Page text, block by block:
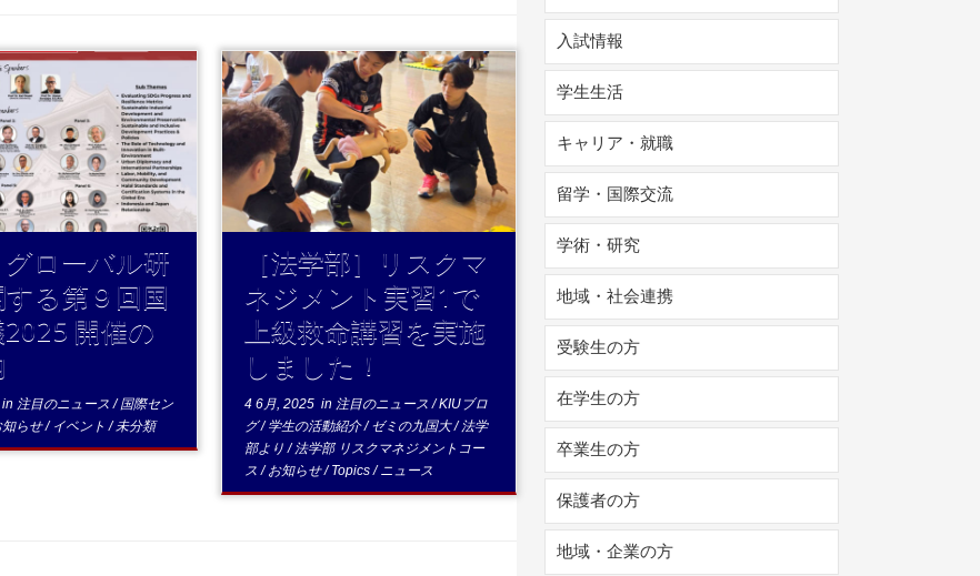
続きを読む
ローバル研
る第９回国
開催の
in 注目のニュース/国際セン
知らせ/ イベント/未分類
...続きを読む
［法学部］リスクマ
ネジメント実習1で
上級救命講習を実施
しました！
4 6月, 2025 in 注目のニュース/KIUブロ
グ/学生の活動紹介/ゼミの九国大/法学
部より/法学部 リスクマネジメントコー
ス/お知らせ/Topics/ニュース
入試情報
学生生活
キャリア・就職
留学・国際交流
学術・研究
地域・社会連携
受験生の方
在学生の方
卒業生の方
保護者の方
地域・企業の方